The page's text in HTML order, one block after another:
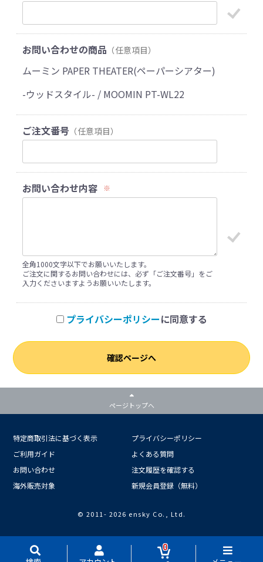
お問い合わせの商品 （任意項目）
ムーミン PAPER THEATER(ペーパーシアター)
-ウッドスタイル- / MOOMIN PT-WL22
ご注文番号 （任意項目）
お問い合わせ内容 ※
全角1000文字以下でお願いいたします。
ご注文に関するお問い合わせには、必ず「ご注文番号」をご
入力くださいますようお願いいたします。
プライバシーポリシーに同意する
確認ページへ
0
ページトップへ
特定商取引法に基づく表示
プライバシーポリシー
ご利用ガイド
よくある質問
お問い合わせ
注文履歴を確認する
海外販売対象
新規会員登録（無料）
© 2011- 2026 ensky Co., Ltd.